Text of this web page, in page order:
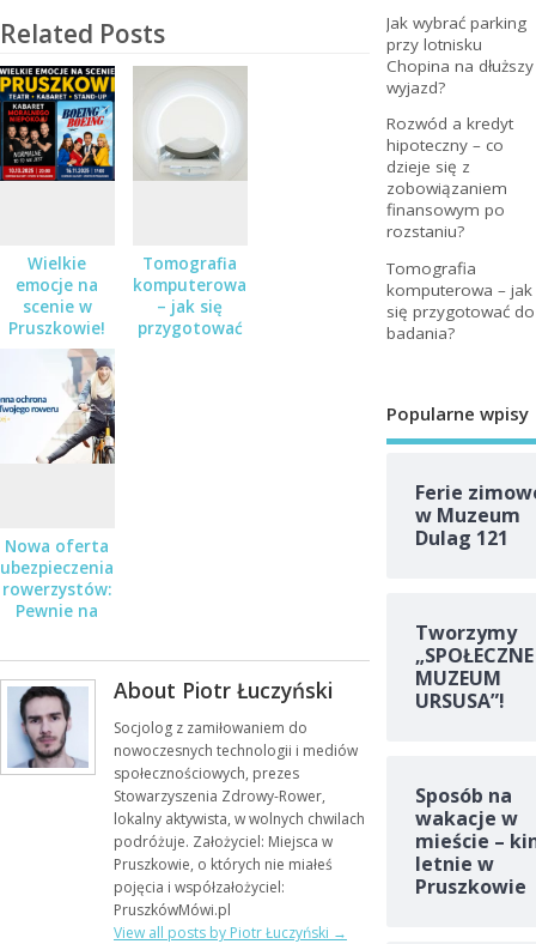
Related Posts
Wielkie
emocje na
scenie w
Pruszkowie!
Teatr,
kabaret i
stand-up – a
do wygrania
podwójne
zaproszenia!
Tomografia
komputerowa
– jak się
przygotować
Nowa oferta
ubezpieczenia
rowerzystów:
Pewnie na
About Piotr Łuczyński
Socjolog z zamiłowaniem do
nowoczesnych technologii i mediów
społecznościowych, prezes
Stowarzyszenia Zdrowy-Rower,
lokalny aktywista, w wolnych chwilach
podróżuje. Założyciel: Miejsca w
Pruszkowie, o których nie miałeś
pojęcia i współzałożyciel:
PruszkówMówi.pl
View all posts by Piotr Łuczyński →
Jak wybrać parking
przy lotnisku
Chopina na dłuższy
wyjazd?
Rozwód a kredyt
hipoteczny – co
dzieje się z
zobowiązaniem
finansowym po
rozstaniu?
Tomografia
komputerowa – jak
się przygotować do
badania?
Popularne wpisy
Ferie
w Muzeum
Dulag 121
Tworzymy
„SPOŁECZNE
MUZEUM
URSUSA”!
Sposób na
wakacje w
mieście –
letnie w
Pruszkowie